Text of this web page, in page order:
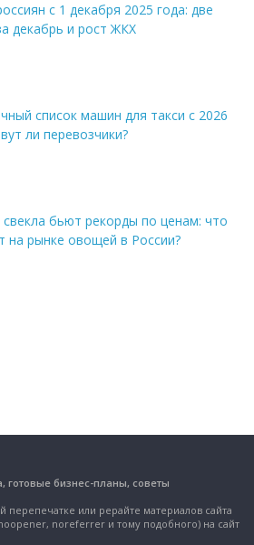
с 1 декабря 2025 года: две
декабрь и рост ЖКХ
список машин для такси с 2026
ли перевозчики?
бьют рекорды по ценам: что
на рынке овощей в России?
готовые бизнес-планы, советы
перепечатке или рерайте материалов сайта
noreferrer и тому подобного) на сайт